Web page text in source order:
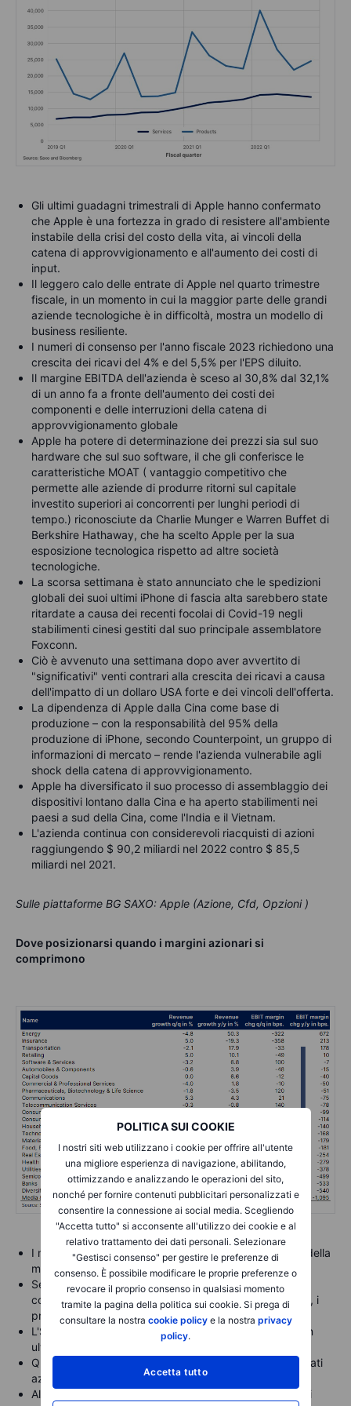
POLITICA SUI COOKIE
I nostri siti web utilizzano i cookie per offrire all'utente
una migliore esperienza di navigazione, abilitando,
ottimizzando e analizzando le operazioni del sito,
nonché per fornire contenuti pubblicitari personalizzati e
consentire la connessione ai social media. Scegliendo
"Accetta tutto" si acconsente all'utilizzo dei cookie e al
relativo trattamento dei dati personali. Selezionare
"Gestisci consenso" per gestire le preferenze di
consenso. È possibile modificare le proprie preferenze o
revocare il proprio consenso in qualsiasi momento
tramite la pagina della politica sui cookie. Si prega di
consultare la nostra cookie policye la nostra privacy
policy.
Accetta tutto
Gli ultimi guadagni trimestrali di Apple hanno confermato
che Apple è una fortezza in grado di resistere all'ambiente
instabile della crisi del costo della vita, ai vincoli della
catena di approvvigionamento e all'aumento dei costi di
input.
Il leggero calo delle entrate di Apple nel quarto trimestre
fiscale, in un momento in cui la maggior parte delle grandi
aziende tecnologiche è in difficoltà, mostra un modello di
business resiliente.
I numeri di consenso per l'anno fiscale 2023 richiedono una
crescita dei ricavi del 4% e del 5,5% per l'EPS diluito.
Il margine EBITDA dell'azienda è sceso al 30,8% dal 32,1%
di un anno fa a fronte dell'aumento dei costi dei
componenti e delle interruzioni della catena di
approvvigionamento globale
Apple ha potere di determinazione dei prezzi sia sul suo
hardware che sul suo software, il che gli conferisce le
caratteristiche MOAT ( vantaggio competitivo che
permette alle aziende di produrre ritorni sul capitale
investito superiori ai concorrenti per lunghi periodi di
tempo.) riconosciute da Charlie Munger e Warren Buffet di
Berkshire Hathaway, che ha scelto Apple per la sua
esposizione tecnologica rispetto ad altre società
tecnologiche.
La scorsa settimana è stato annunciato che le spedizioni
globali dei suoi ultimi iPhone di fascia alta sarebbero state
ritardate a causa dei recenti focolai di Covid-19 negli
stabilimenti cinesi gestiti dal suo principale assemblatore
Foxconn.
Ciò è avvenuto una settimana dopo aver avvertito di
"significativi" venti contrari alla crescita dei ricavi a causa
dell'impatto di un dollaro USA forte e dei vincoli dell'offerta.
La dipendenza di Apple dalla Cina come base di
produzione – con la responsabilità del 95% della
produzione di iPhone, secondo Counterpoint, un gruppo di
informazioni di mercato – rende l'azienda vulnerabile agli
shock della catena di approvvigionamento.
Apple ha diversificato il suo processo di assemblaggio dei
dispositivi lontano dalla Cina e ha aperto stabilimenti nei
paesi a sud della Cina, come l'India e il Vietnam.
L'azienda continua con considerevoli riacquisti di azioni
raggiungendo $ 90,2 miliardi nel 2022 contro $ 85,5
miliardi nel 2021.
Sulle piattaforme BG SAXO: Apple (Azione, Cfd, Opzioni )
Dove posizionarsi quando i margini azionari si
comprimono
I margini di profitto netto sono ancora ben al di sopra della
media storica
Se la recente traiettoria di compressione dei margini
continua ad avvicinarsi alla media storica dell'S&P 500, i
prezzi delle azioni cadranno di conseguenza
L'S&P 500 è sceso del 20% dal picco e si ritiene che un
ulteriore calo del -15% a 3200 non sia irragionevole.
Questo ragionamento si applica a tutti i principali mercati
azionari non solo all'S&P500
Alcuni settori sono più vulnerabili alla compressione dei